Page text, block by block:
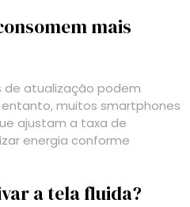
mais
de atualização podem
muitos smartphones
ajustam a taxa de
energia conforme
a tela fluida?